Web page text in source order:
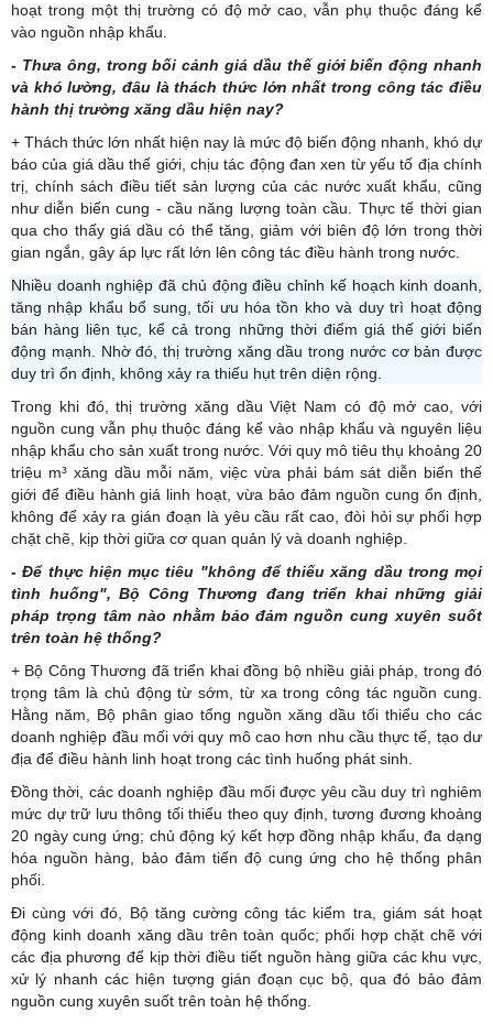
hoạt trong một thị trường có độ mở cao, vẫn phụ thuộc đáng kể
vào nguồn nhập khẩu.
- Thưa ông, trong bối cảnh giá dầu thế giới biến động nhanh
và khó lường, đâu là thách thức lớn nhất trong công tác điều
hành thị trường xăng dầu hiện nay?
+ Thách thức lớn nhất hiện nay là mức độ biến động nhanh, khó dự
báo của giá dầu thế giới, chịu tác động đan xen từ yếu tố địa chính
trị, chính sách điều tiết sản lượng của các nước xuất khẩu, cũng
như diễn biến cung - cầu năng lượng toàn cầu. Thực tế thời gian
qua cho thấy giá dầu có thể tăng, giảm với biên độ lớn trong thời
gian ngắn, gây áp lực rất lớn lên công tác điều hành trong nước.
Nhiều doanh nghiệp đã chủ động điều chỉnh kế hoạch kinh doanh,
tăng nhập khẩu bổ sung, tối ưu hóa tồn kho và duy trì hoạt động
bán hàng liên tục, kể cả trong những thời điểm giá thế giới biến
động mạnh. Nhờ đó, thị trường xăng dầu trong nước cơ bản được
duy trì ổn định, không xảy ra thiếu hụt trên diện rộng.
Trong khi đó, thị trường xăng dầu Việt Nam có độ mở cao, với
nguồn cung vẫn phụ thuộc đáng kể vào nhập khẩu và nguyên liệu
nhập khẩu cho sản xuất trong nước. Với quy mô tiêu thụ khoảng 20
triệu m³ xăng dầu mỗi năm, việc vừa phải bám sát diễn biến thế
giới để điều hành giá linh hoạt, vừa bảo đảm nguồn cung ổn định,
không để xảy ra gián đoạn là yêu cầu rất cao, đòi hỏi sự phối hợp
chặt chẽ, kịp thời giữa cơ quan quản lý và doanh nghiệp.
- Để thực hiện mục tiêu "không để thiếu xăng dầu trong mọi
tình huống", Bộ Công Thương đang triển khai những giải
pháp trọng tâm nào nhằm bảo đảm nguồn cung xuyên suốt
trên toàn hệ thống?
+ Bộ Công Thương đã triển khai đồng bộ nhiều giải pháp, trong đó
trọng tâm là chủ động từ sớm, từ xa trong công tác nguồn cung.
Hằng năm, Bộ phân giao tổng nguồn xăng dầu tối thiểu cho các
doanh nghiệp đầu mối với quy mô cao hơn nhu cầu thực tế, tạo dư
địa để điều hành linh hoạt trong các tình huống phát sinh.
Đồng thời, các doanh nghiệp đầu mối được yêu cầu duy trì nghiêm
mức dự trữ lưu thông tối thiểu theo quy định, tương đương khoảng
20 ngày cung ứng; chủ động ký kết hợp đồng nhập khẩu, đa dạng
hóa nguồn hàng, bảo đảm tiến độ cung ứng cho hệ thống phân
phối.
Đi cùng với đó, Bộ tăng cường công tác kiểm tra, giám sát hoạt
động kinh doanh xăng dầu trên toàn quốc; phối hợp chặt chẽ với
các địa phương để kịp thời điều tiết nguồn hàng giữa các khu vực,
xử lý nhanh các hiện tượng gián đoạn cục bộ, qua đó bảo đảm
nguồn cung xuyên suốt trên toàn hệ thống.